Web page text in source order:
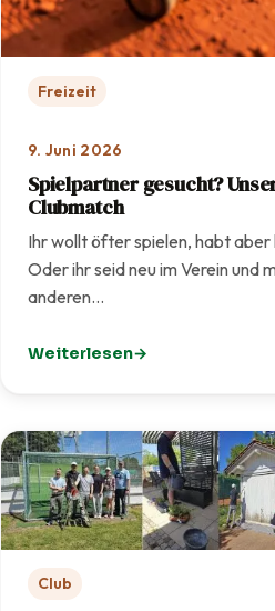
Freizeit
9. Juni 2026
Spielpartner gesucht?
Clubmatch
Ihr wollt öfter spielen, habt
Oder ihr seid neu im Verein und
anderen…
Weiterlesen
: Spielpartner gesucht?
Club